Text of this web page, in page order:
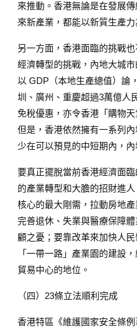
來推動。香港無論是在發展
來新產業，都能以新質生產力
另一方面，香港面臨的挑戰
經濟轉型的挑戰，內地大城
以 GDP（本地生產總值）論
圳、廣州、重慶超過3萬億人
免稅優惠，亦令香港「購物
但是，香港依然擁有一系列
少在可以預見的中短期內，
要真正擺脫當前香港經濟面
的產業轉型和大膽的招財進
核心的最大剛需，拉動房地
完善退休、失業與醫療保障
顧之憂；要靠改革來加快人
「一帶一路」產業園的建設
貿易中心的地位。
（四）23條立法順利完成
香港特區《維護國家安全條